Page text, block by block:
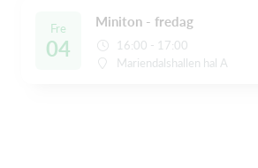
Fre
04
Miniton - fredag
16:00 - 17:00
Mariendalshallen hal A